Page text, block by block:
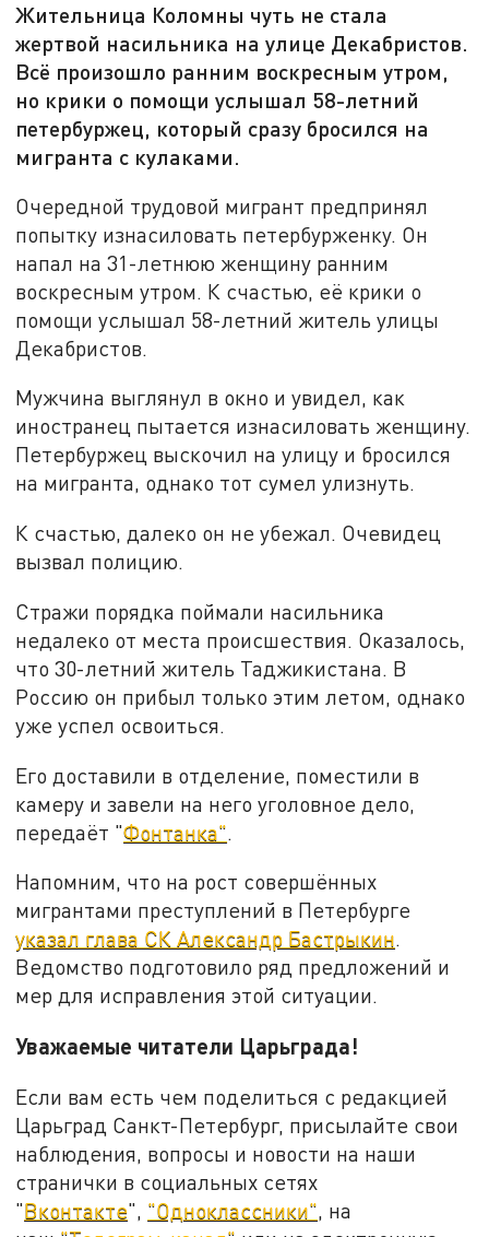
Жительница Коломны чуть не стала
жертвой насильника на улице Декабристов.
Всё произошло ранним воскресным утром,
но крики о помощи услышал 58-летний
петербуржец, который сразу бросился на
мигранта с кулаками.
Очередной трудовой мигрант предпринял
попытку изнасиловать петербурженку. Он
напал на 31-летнюю женщину ранним
воскресным утром. К счастью, её крики о
помощи услышал 58-летний житель улицы
Декабристов.
Мужчина выглянул в окно и увидел, как
иностранец пытается изнасиловать женщину.
Петербуржец выскочил на улицу и бросился
на мигранта, однако тот сумел улизнуть.
К счастью, далеко он не убежал. Очевидец
вызвал полицию.
Стражи порядка поймали насильника
недалеко от места происшествия. Оказалось,
что 30-летний житель Таджикистана. В
Россию он прибыл только этим летом, однако
уже успел освоиться.
Его доставили в отделение, поместили в
камеру и завели на него уголовное дело,
передаёт "Фонтанка"
Напомним, что на рост совершённых
мигрантами преступлений в Петербурге
указал глава СК Александр Бастрыкин.
Ведомство подготовило ряд предложений и
мер для исправления этой ситуации.
Уважаемые читатели Царьграда!
Если вам есть чем поделиться с редакцией
Царьград Санкт-Петербург, присылайте свои
наблюдения, вопросы и новости на наши
странички в социальных сетях
"Вконтакте", "Одноклассники" , на